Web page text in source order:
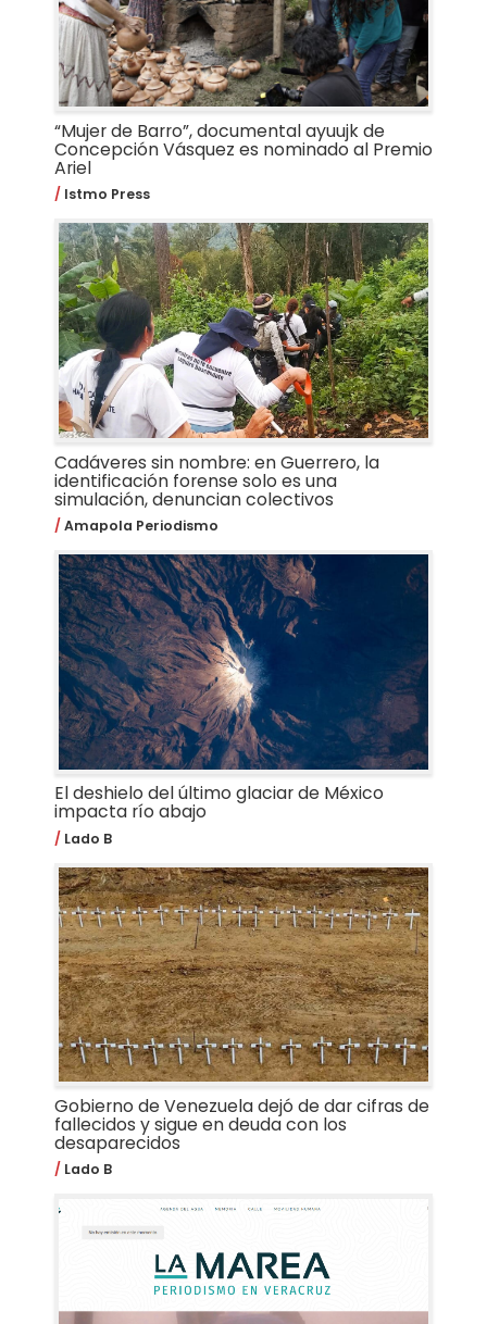
“Mujer de Barro”, documental ayuujk de
Concepción Vásquez es nominado al Premio
Ariel
Istmo Press
Cadáveres sin nombre: en Guerrero, la
identificación forense solo es una
simulación, denuncian colectivos
Amapola Periodismo
El deshielo del último glaciar de México
impacta río abajo
Lado B
Gobierno de Venezuela dejó de dar cifras de
fallecidos y sigue en deuda con los
desaparecidos
Lado B